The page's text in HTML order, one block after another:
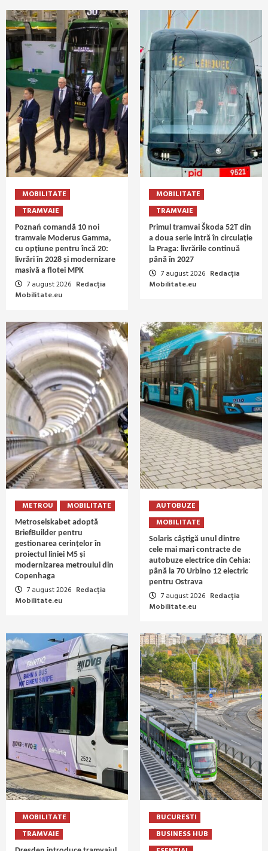
MOBILITATE
TRAMVAIE
Poznań comandă 10 noi
tramvaie Moderus Gamma,
cu opțiune pentru încă 20:
livrări în 2028 și modernizare
masivă a flotei MPK
7 august 2026 Redacția
Mobilitate.eu
MOBILITATE
TRAMVAIE
Primul tramvai Škoda 52T din
a doua serie intră în circulație
la Praga: livrările continuă
până în 2027
7 august 2026 Redacția
Mobilitate.eu
METROU MOBILITATE
Metroselskabet adoptă
BriefBuilder pentru
gestionarea cerințelor în
proiectul liniei M5 și
modernizarea metroului din
Copenhaga
7 august 2026 Redacția
Mobilitate.eu
AUTOBUZE
MOBILITATE
Solaris câștigă unul dintre
cele mai mari contracte de
autobuze electrice din Cehia:
până la 70 Urbino 12 electric
pentru Ostrava
7 august 2026 Redacția
Mobilitate.eu
MOBILITATE
TRAMVAIE
BUCURESTI
BUSINESS HUB